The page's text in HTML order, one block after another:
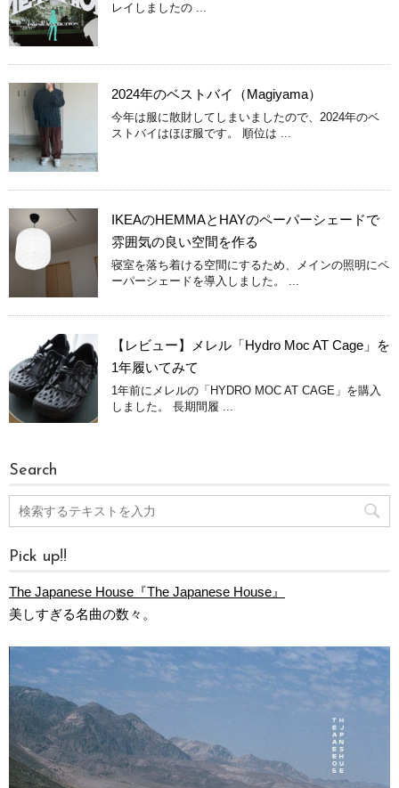
レイしましたの ...
2024年のベストバイ（Magiyama）
今年は服に散財してしまいましたので、2024年のベ
ストバイはほぼ服です。 順位は ...
IKEAのHEMMAとHAYのペーパーシェードで
雰囲気の良い空間を作る
寝室を落ち着ける空間にするため、メインの照明にペ
ーパーシェードを導入しました。 ...
【レビュー】メレル「Hydro Moc AT Cage」を
1年履いてみて
1年前にメレルの「HYDRO MOC AT CAGE」を購入
しました。 長期間履 ...
Search
Pick up!!
The Japanese House『The Japanese House』
美しすぎる名曲の数々。